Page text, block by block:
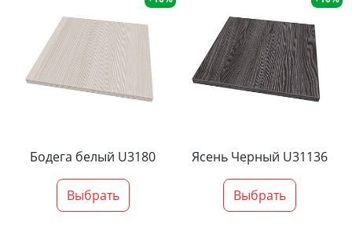
Бодега белый U3180
Выбрать
Ясень Черный U31136
Выбрать